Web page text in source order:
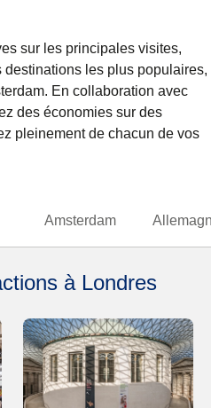
sur les principales visites,
les plus populaires,
En collaboration avec
des économies sur des
pleinement de chacun de vos
Amsterdam
à Londres